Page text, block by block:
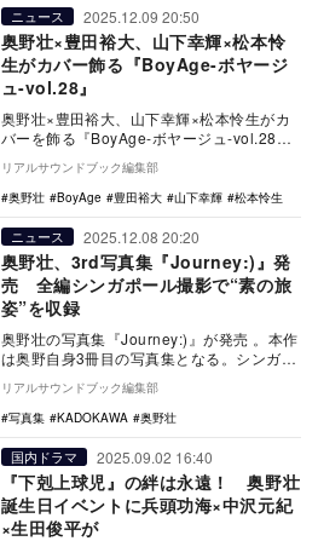
ニュース 2025.12.09 20:50
奥野壮×豊田裕大、山下幸輝×松本怜
生がカバー飾る『BoyAge-ボヤージ
ュ-vol.28』
奥野壮×豊田裕大、山下幸輝×松本怜生がカ
バーを飾る『BoyAge-ボヤージュ-vol.28』
が刊行。庄司浩平、神尾楓珠、小川史記…
リアルサウンドブック編集部
奥野壮
BoyAge 豊田裕大 山下幸輝 松本怜生
ニュース 2025.12.08 20:20
奥野壮、3rd写真集『Journey:)』発
売 全編シンガポール撮影で“素の旅
姿”を収録
奥野壮の写真集『Journey:)』が発売 。本作
は奥野自身3冊目の写真集となる。シンガポ
リアルサウンドブック編集部
写真集
KADOKAWA 奥野壮
国内ドラマ 2025.09.02 16:40
『下剋上球児』の絆は永遠！ 奥野壮
誕生日イベントに兵頭功海×中沢元紀
×生田俊平が